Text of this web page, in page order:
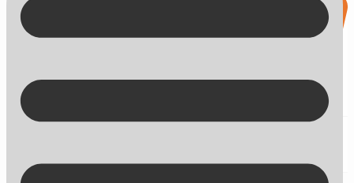
Kontakt på +45 70 13 63 23